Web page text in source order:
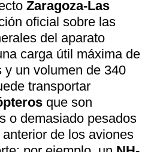
Zaragoza-Las
oficial sobre las
del aparato
carga útil máxima de
y un volumen de 340
transportar
que son
o demasiado pesados
de los aviones